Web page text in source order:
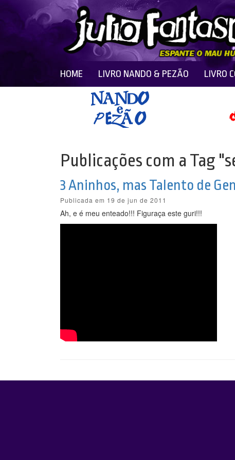
HOME LIVRO NANDO & PEZÃO LIVRO
Publicações com a Tag
3 Aninhos, mas Talento de
Publicada em 19 de jun de 2011
Ah, e é meu enteado!!! Figuraça este guri!!!